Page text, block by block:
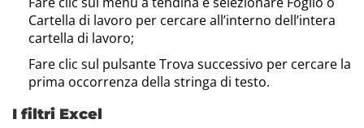
Cartella di lavoro per cercare all’interno dell’intera
cartella di lavoro;
Fare clic sul pulsante Trova successivo per cercare la
prima occorrenza della stringa di testo.
I filtri Excel